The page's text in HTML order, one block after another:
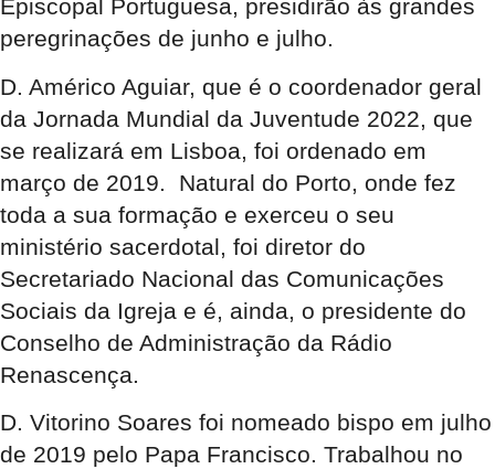
Episcopal Portuguesa, presidirão às grandes
peregrinações de junho e julho.
D. Américo Aguiar, que é o coordenador geral
da Jornada Mundial da Juventude 2022, que
se realizará em Lisboa, foi ordenado em
março de 2019. Natural do Porto, onde fez
toda a sua formação e exerceu o seu
ministério sacerdotal, foi diretor do
Secretariado Nacional das Comunicações
Sociais da Igreja e é, ainda, o presidente do
Conselho de Administração da Rádio
Renascença.
D. Vitorino Soares foi nomeado bispo em julho
de 2019 pelo Papa Francisco. Trabalhou no